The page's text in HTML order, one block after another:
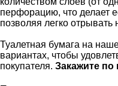
перфорацию, что делает
позволяя легко отрывать
Туалетная бумага на
вариантах, чтобы
покупателя. Закажите по